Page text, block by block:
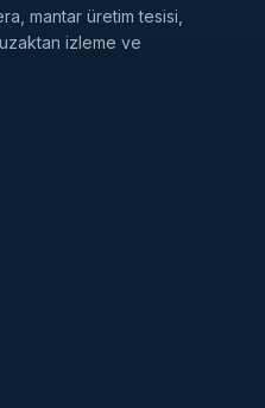
mantar üretim tesisi,
izleme ve